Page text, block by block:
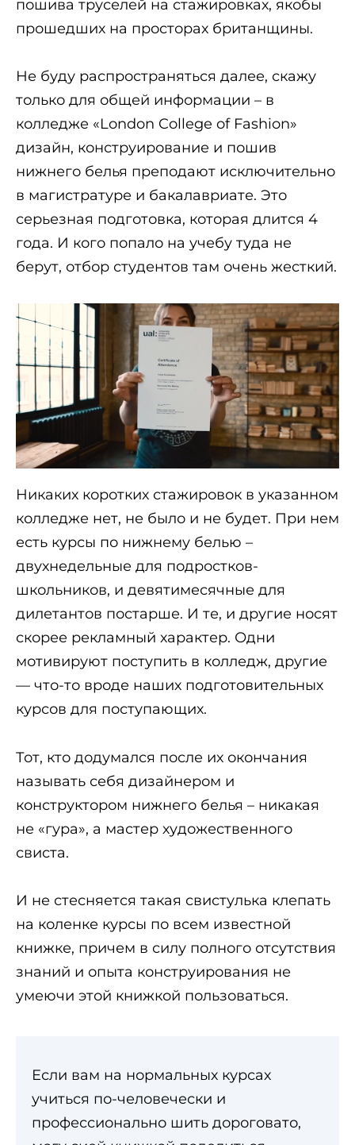
пошива труселей на стажировках, якобы
прошедших на просторах британщины.
Не буду распространяться далее, скажу
только для общей информации – в
колледже «London College of Fashion»
дизайн, конструирование и пошив
нижнего белья преподают исключительно
в магистратуре и бакалавриате. Это
серьезная подготовка, которая длится 4
года. И кого попало на учебу туда не
берут, отбор студентов там очень жесткий.
Никаких коротких стажировок в указанном
колледже нет, не было и не будет. При нем
есть курсы по нижнему белью –
двухнедельные для подростков-
школьников, и девятимесячные для
дилетантов постарше. И те, и другие носят
скорее рекламный характер. Одни
мотивируют поступить в колледж, другие
— что-то вроде наших подготовительных
курсов для поступающих.
Тот, кто додумался после их окончания
называть себя дизайнером и
конструктором нижнего белья – никакая
не «гура», а мастер художественного
свиста.
И не стесняется такая свистулька клепать
на коленке курсы по всем известной
книжке, причем в силу полного отсутствия
знаний и опыта конструирования не
умеючи этой книжкой пользоваться.
Если вам на нормальных курсах
учиться по-человечески и
профессионально шить дороговато,